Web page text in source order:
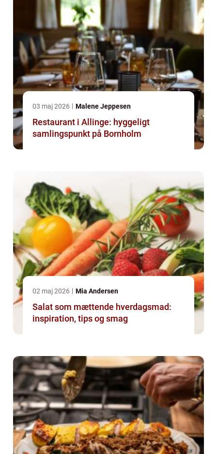
03 maj 2026 Malene Jeppesen
Restaurant i Allinge: hyggeligt
samlingspunkt på Bornholm
02 maj 2026 Mia Andersen
Salat som mættende hverdagsmad:
inspiration, tips og smag